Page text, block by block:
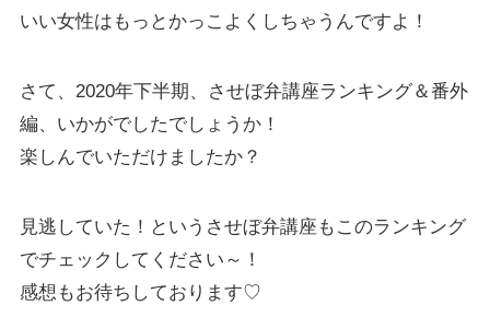
いい女性はもっとかっこよくしちゃうんですよ！
さて、2020年下半期、させぼ弁講座ランキング＆番外
編、いかがでしたでしょうか！
楽しんでいただけましたか？
見逃していた！というさせぼ弁講座もこのランキング
でチェックしてください～！
感想もお待ちしております♡